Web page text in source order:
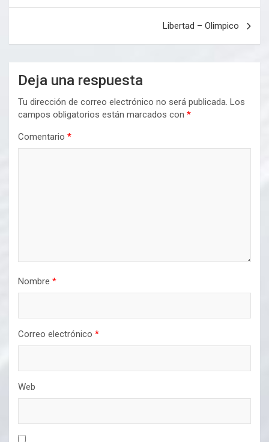
Libertad – Olimpico
Deja una respuesta
Tu dirección de correo electrónico no será publicada. Los
campos obligatorios están marcados con *
Comentario *
Nombre *
Correo electrónico *
Web